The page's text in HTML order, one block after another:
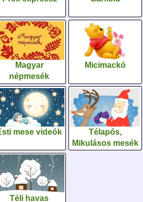
Magyar
népmesék
Micimackó
mese videók
Télapós,
Mikulásos mesék
Téli havas